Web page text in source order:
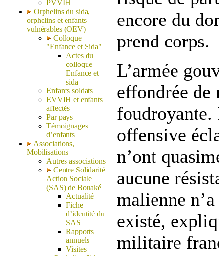
PVVIH
Orphelins du sida,
orphelins et enfants
vulnérables (OEV)
Colloque
"Enfance et Sida"
Actes du
colloque
Enfance et
sida
Enfants soldats
EVVIH et enfants
affectés
Par pays
Témoignages
d’enfants
Associations,
Mobilisations
Autres associations
Centre Solidarité
Action Sociale
(SAS) de Bouaké
Actualité
Fiche
d’identité du
SAS
Rapports
annuels
Visites
encore du
prend corps.
L’armée
effondrée de
foudroyante.
offensive
n’ont
aucune
malienne
existé,
militaire